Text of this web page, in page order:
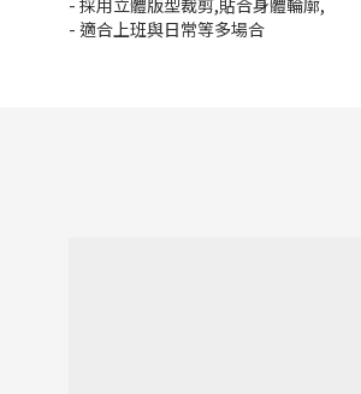
- 採用立體版型裁剪,貼合身體輪廓,
- 適合上班與日常等多場合